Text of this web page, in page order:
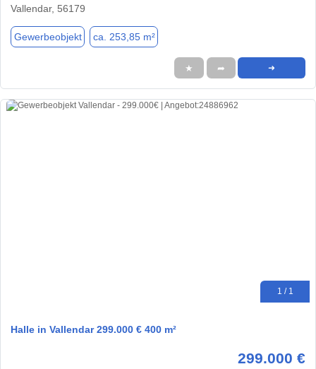
Vallendar, 56179
Gewerbeobjekt ca. 253,85 m²
★ ➦ ➜
1 / 1
Halle in Vallendar 299.000 € 400 m²
299.000 €